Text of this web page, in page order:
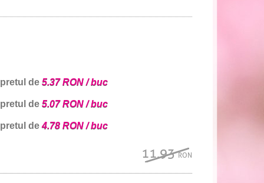
de 5.37 RON / buc
de 5.07 RON / buc
de4.78 RON / buc
11.93RON